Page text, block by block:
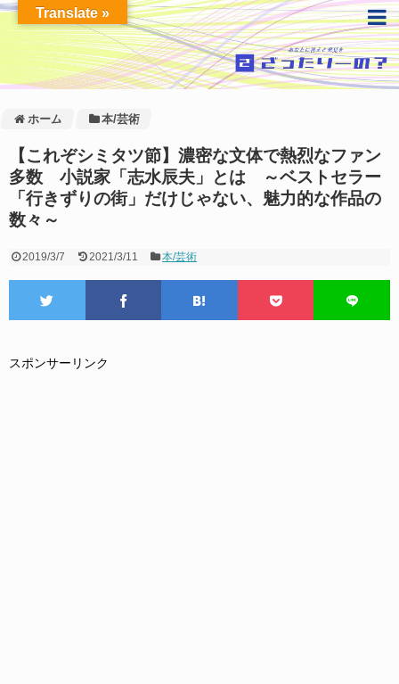
ホーム 本/芸術
【これぞシミタツ節】濃密な文体で熱烈なファン
多数 小説家「志水辰夫」とは ～ベストセラー
「行きずりの街」だけじゃない、魅力的な作品の
数々～
2019/3/7 2021/3/11 本/芸術
スポンサーリンク
Translate »